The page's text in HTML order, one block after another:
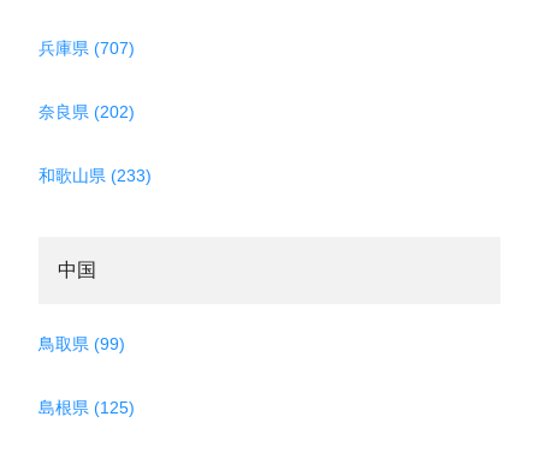
兵庫県 (707)
奈良県 (202)
和歌山県 (233)
中国
鳥取県 (99)
島根県 (125)